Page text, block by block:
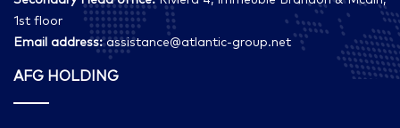
1st floor
Email address:assistance@atlantic-group.net
AFG HOLDING